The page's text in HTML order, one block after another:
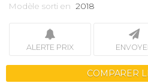
Modèle sorti en 2018
ALERTE PRIX
COMPARER